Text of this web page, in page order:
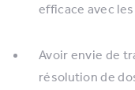
efficace avec
Avoir envie de
résolution de